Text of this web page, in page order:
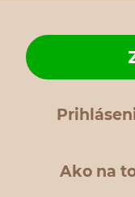
Ako na